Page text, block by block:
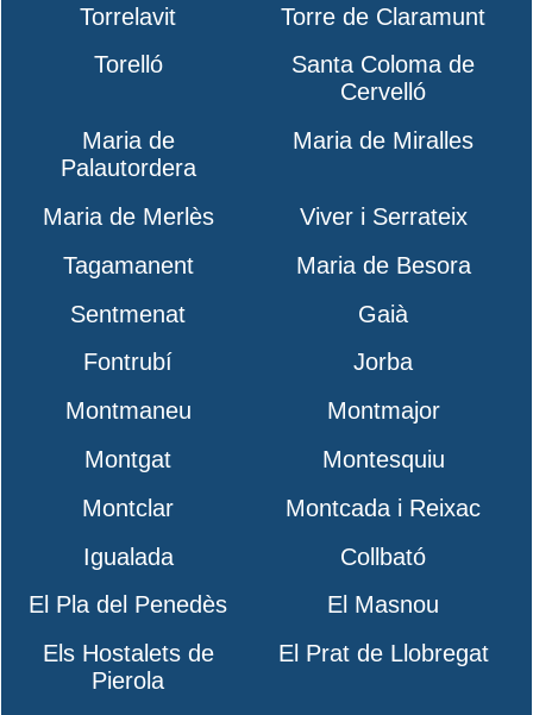
Torrelavit
Torre de Claramunt
Torelló
Santa Coloma de
Cervelló
Maria de
Palautordera
Maria de Miralles
Maria de Merlès
Viver i Serrateix
Tagamanent
Maria de Besora
Sentmenat
Gaià
Fontrubí
Jorba
Montmaneu
Montmajor
Montgat
Montesquiu
Montclar
Montcada i Reixac
Igualada
Collbató
El Pla del Penedès
El Masnou
Els Hostalets de
Pierola
El Prat de Llobregat